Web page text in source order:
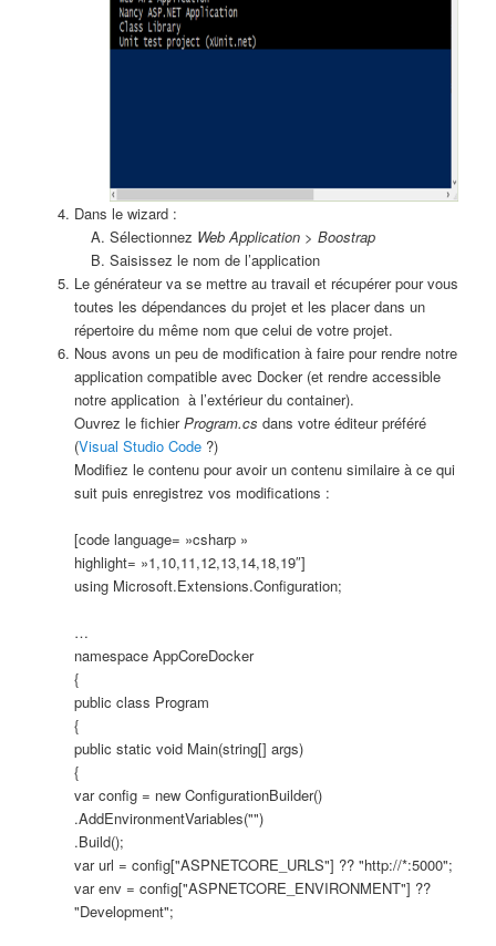
Dans le wizard :
Sélectionnez Web Application > Boostrap
Saisissez le nom de l’application
Le générateur va se mettre au travail et récupérer pour vous
toutes les dépendances du projet et les placer dans un
répertoire du même nom que celui de votre projet.
Nous avons un peu de modification à faire pour rendre notre
application compatible avec Docker (et rendre accessible
notre application à l’extérieur du container).
Ouvrez le fichierProgram.cs dans votre éditeur préféré
(Visual Studio Code ?)
Modifiez le contenu pour avoir un contenu similaire à ce qui
suit puis enregistrez vos modifications :
[code language= »csharp »
highlight= »1,10,11,12,13,14,18,19″]
using Microsoft.Extensions.Configuration;
…
namespace AppCoreDocker
{
public class Program
{
public static void Main(string[] args)
{
var config = new ConfigurationBuilder()
.AddEnvironmentVariables("")
.Build();
var url = config["ASPNETCORE_URLS"] ?? "http://*:5000";
var env = config["ASPNETCORE_ENVIRONMENT"] ??
"Development";